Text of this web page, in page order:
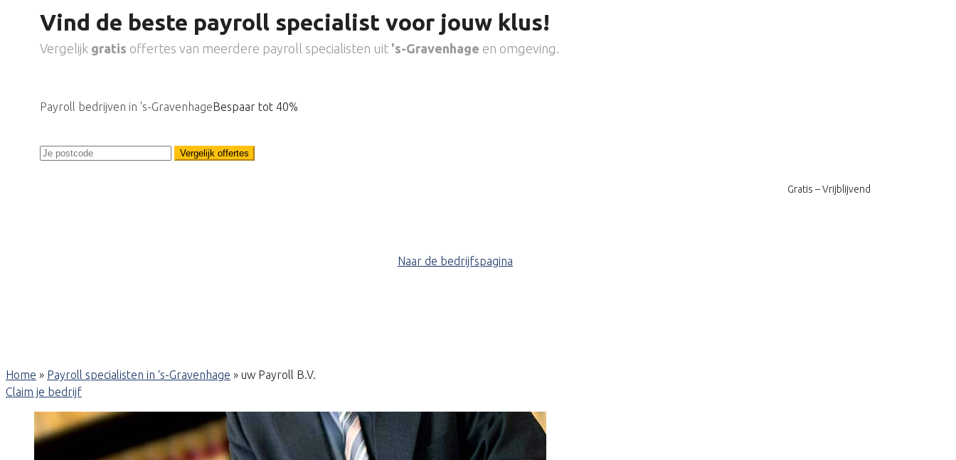
Vind de beste payroll specialist voor jouw klus!
Vergelijk gratis offertes van meerdere payroll specialisten uit 's-Gravenhage en omgeving.
Payroll bedrijven in 's-GravenhageBespaar tot 40%
Vergelijk offertes
Gratis – Vrijblijvend
Naar de bedrijfspagina
Home » Payroll specialisten in ‘s-Gravenhage » uw Payroll B.V.
Claim je bedrijf